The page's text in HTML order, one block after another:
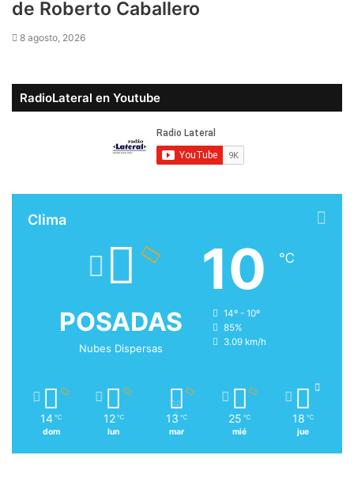
de Roberto Caballero
8 agosto, 2026
RadioLateral en Youtube
Clima
POSADAS
Nubes Dispersas
10 ℃
14º - 10º
85%
3.09 km/h
14 ℃
dom
12 ℃
lun
13 ℃
mar
25 ℃
mié
18 ℃
jue